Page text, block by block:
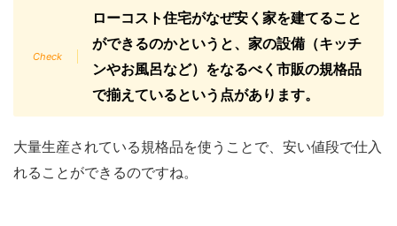
ローコスト住宅がなぜ安く家を建てること
ができるのかというと、家の設備（キッチ
ンやお風呂など）をなるべく市販の規格品
で揃えているという点があります。
大量生産されている規格品を使うことで、安い値段で仕入
れることができるのですね。